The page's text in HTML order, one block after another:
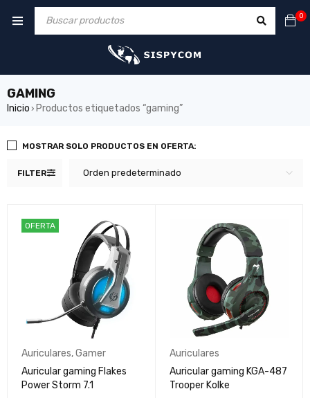
0
GAMING
Inicio › Productos etiquetados “gaming”
FILTER Orden predeterminado
MOSTRAR SOLO PRODUCTOS EN OFERTA:
OFERTA
Auriculares,Gamer
Auricular gaming Flakes
Power Storm 7.1
Auriculares
Auricular gaming KGA-487
Trooper Kolke